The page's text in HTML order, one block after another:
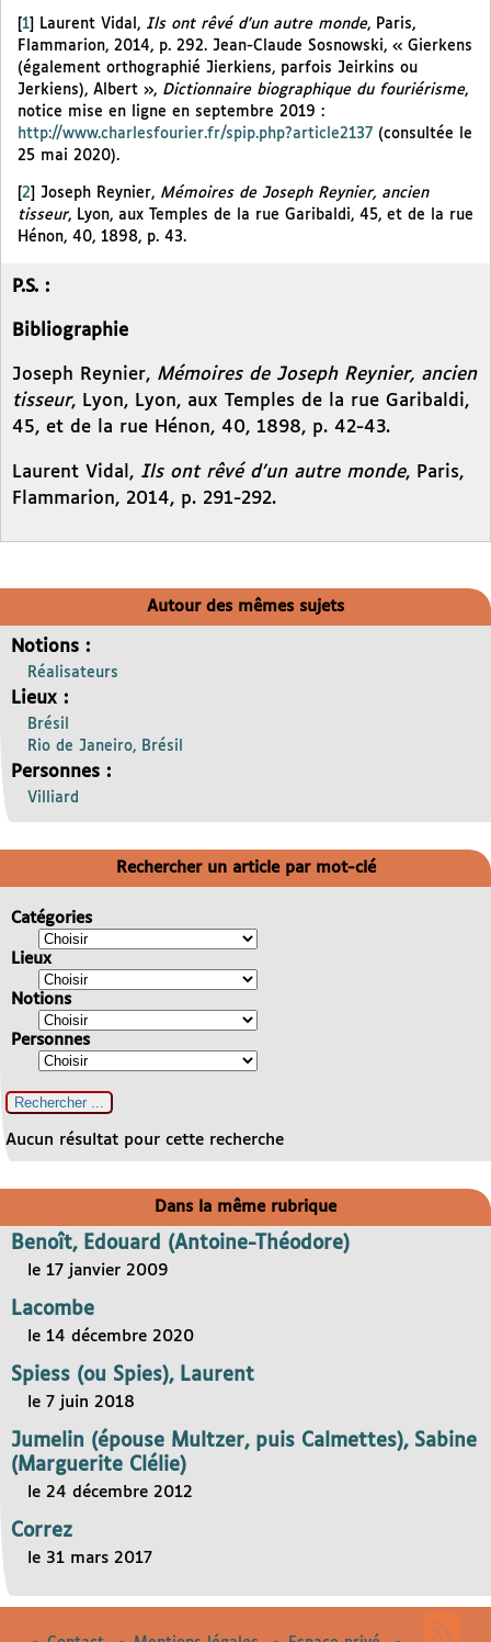
1 Laurent Vidal, Ils ont rêvé d’un autre monde, Paris,
Flammarion, 2014, p. 292. Jean-Claude Sosnowski, « Gierkens
(également orthographié Jierkiens, parfois Jeirkins ou
Jerkiens), Albert », Dictionnaire biographique du fouriérisme,
notice mise en ligne en septembre 2019 :
http://www.charlesfourier.fr/spip.php?article2137 (consultée le
25 mai 2020).
2 Joseph Reynier, Mémoires de Joseph Reynier, ancien
tisseur, Lyon, aux Temples de la rue Garibaldi, 45, et de la rue
Hénon, 40, 1898, p. 43.
P.S. :
Bibliographie
Joseph Reynier, Mémoires de Joseph Reynier, ancien
tisseur, Lyon, Lyon, aux Temples de la rue Garibaldi,
45, et de la rue Hénon, 40, 1898, p. 42-43.
Laurent Vidal, Ils ont rêvé d’un autre monde, Paris,
Flammarion, 2014, p. 291-292.
Autour des mêmes sujets
Notions :
Réalisateurs
Lieux :
Brésil
Rio de Janeiro, Brésil
Personnes :
Villiard
Rechercher un article par mot-clé
Catégories
Lieux
Notions
Personnes
Aucun résultat pour cette recherche
Dans la même rubrique
Benoît, Edouard (Antoine-Théodore)
le 17 janvier 2009
Lacombe
le 14 décembre 2020
Spiess (ou Spies), Laurent
le 7 juin 2018
Jumelin (épouse Multzer, puis Calmettes), Sabine
(Marguerite Clélie)
le 24 décembre 2012
Correz
le 31 mars 2017